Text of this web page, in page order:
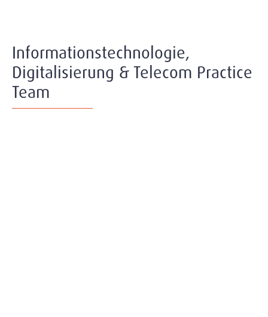
Informationstechnologie,
Digitalisierung & Telecom Practice
Team